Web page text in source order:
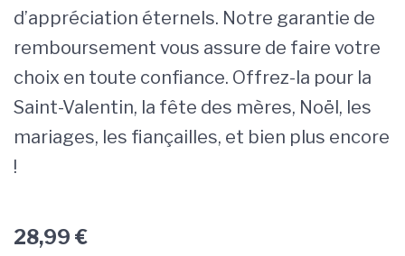
d’appréciation éternels. Notre garantie de
remboursement vous assure de faire votre
choix en toute confiance. Offrez-la pour la
Saint-Valentin, la fête des mères, Noël, les
mariages, les fiançailles, et bien plus encore
!
28,99 €